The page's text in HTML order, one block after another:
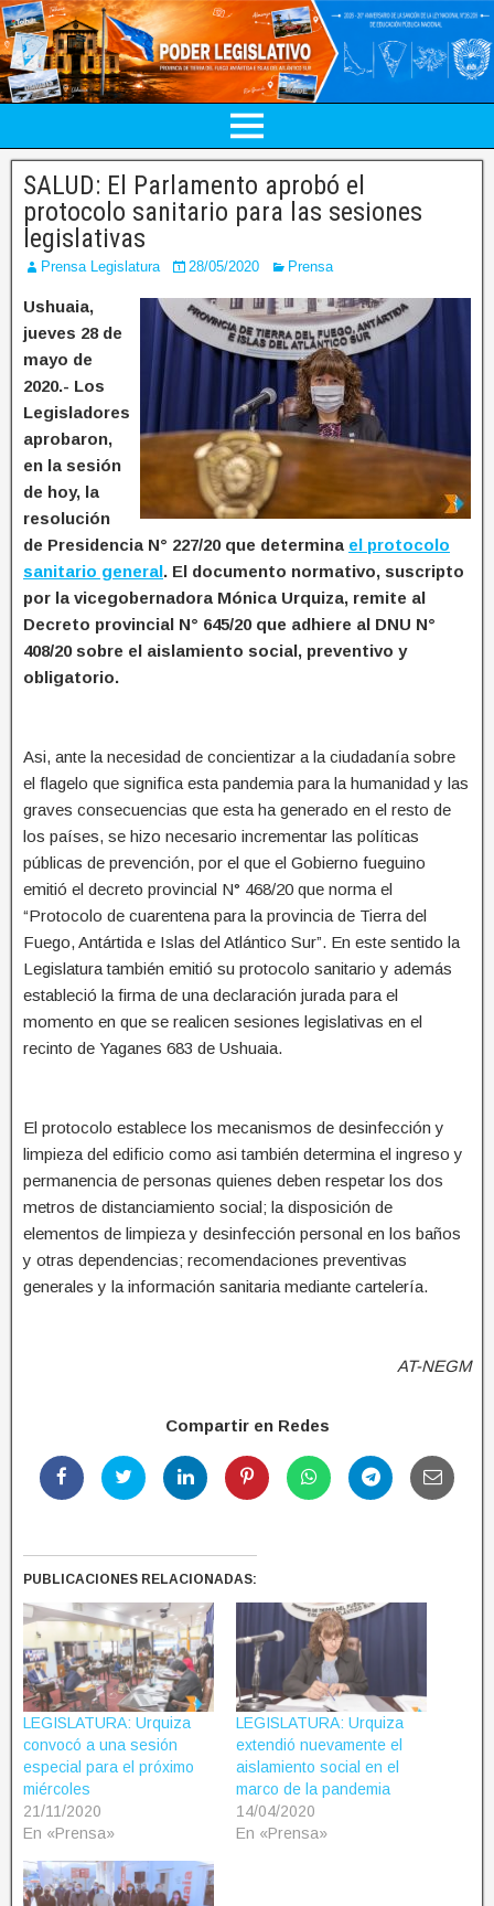
SALUD: El Parlamento aprobó el
protocolo sanitario para las sesiones
legislativas
Prensa Legislatura 28/05/2020 Prensa
Ushuaia,
jueves 28 de
mayo de
2020.- Los
Legisladores
aprobaron,
en la sesión
de hoy, la
resolución
de Presidencia N° 227/20 que determina el protocolo
sanitario general. El documento normativo, suscripto
por la vicegobernadora Mónica Urquiza, remite al
Decreto provincial N° 645/20 que adhiere al DNU N°
408/20 sobre el aislamiento social, preventivo y
obligatorio.
Asi, ante la necesidad de concientizar a la ciudadanía sobre
el flagelo que significa esta pandemia para la humanidad y las
graves consecuencias que esta ha generado en el resto de
los países, se hizo necesario incrementar las políticas
públicas de prevención, por el que el Gobierno fueguino
emitió el decreto provincial N° 468/20 que norma el
“Protocolo de cuarentena para la provincia de Tierra del
Fuego, Antártida e Islas del Atlántico Sur”. En este sentido la
Legislatura también emitió su protocolo sanitario y además
estableció la firma de una declaración jurada para el
momento en que se realicen sesiones legislativas en el
recinto de Yaganes 683 de Ushuaia.
El protocolo establece los mecanismos de desinfección y
limpieza del edificio como asi también determina el ingreso y
permanencia de personas quienes deben respetar los dos
metros de distanciamiento social; la disposición de
elementos de limpieza y desinfección personal en los baños
y otras dependencias; recomendaciones preventivas
generales y la información sanitaria mediante cartelería.
AT-NEGM
Compartir en Redes
PUBLICACIONES RELACIONADAS:
LEGISLATURA: Urquiza
convocó a una sesión
especial para el próximo
miércoles
21/11/2020
En «Prensa»
LEGISLATURA: Urquiza
extendió nuevamente el
aislamiento social en el
marco de la pandemia
14/04/2020
En «Prensa»